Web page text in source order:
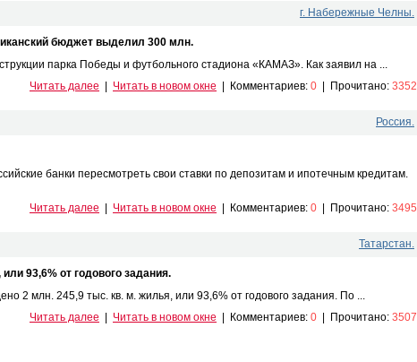
г. Набережные Челны.
бюджет выделил 300 млн.
парка Победы и футбольного стадиона «КАМАЗ». Как заявил на ...
Читать далее
Читать в новом окне Комментариев: 0 Прочитано: 3352
Россия.
банки пересмотреть свои ставки по депозитам и ипотечным кредитам.
Читать далее
Читать в новом окне Комментариев: 0 Прочитано: 3495
Татарстан.
93,6% от годового задания.
2 млн. 245,9 тыс. кв. м. жилья, или 93,6% от годового задания. По ...
Читать далее
Читать в новом окне Комментариев: 0 Прочитано: 3507